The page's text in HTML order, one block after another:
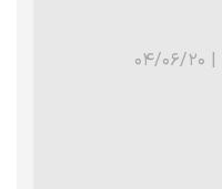
| ۰۴/۰۶/۲۰